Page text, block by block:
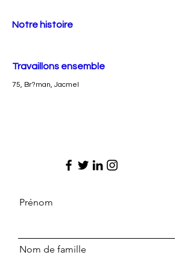
Notre histoire
Travaillons ensemble
75, Br?man, Jacmel
Prénom
Nom de famille